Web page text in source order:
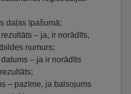
daļas īpašumā;
– ja, ir norādīts,
numurs;
– ja ir norādīts
– pazīme, ja balsojums